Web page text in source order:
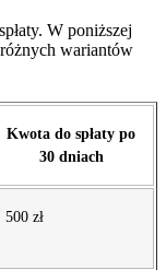
W poniższej
wariantów
Kwota do spłaty po
30 dniach
500 zł